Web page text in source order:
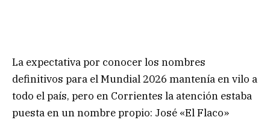
La expectativa por conocer los nombres
definitivos para el Mundial 2026 mantenía en vilo a
todo el país, pero en Corrientes la atención estaba
puesta en un nombre propio: José «El Flaco»